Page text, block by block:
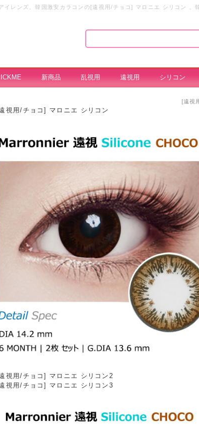
イレンズ、韓国激安カラコンの[遠視用/チョコ] マロニエ シリコン
新商品 乱視用 遠視用 シリコン
[遠視